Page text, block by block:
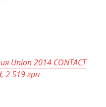
Union 2014 CONTACT
2 519 грн